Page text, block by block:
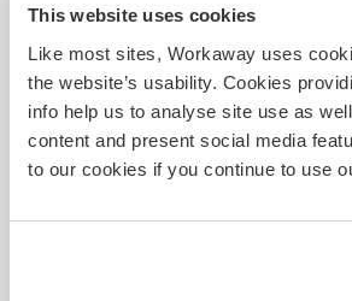
This website uses cookies
Like most sites, Workaway uses
the website’s usability. Cookies
info help us to analyse site use as
content and present social media
to our cookies if you continue to use
Régime alimentaire spécial
Sécurité du site